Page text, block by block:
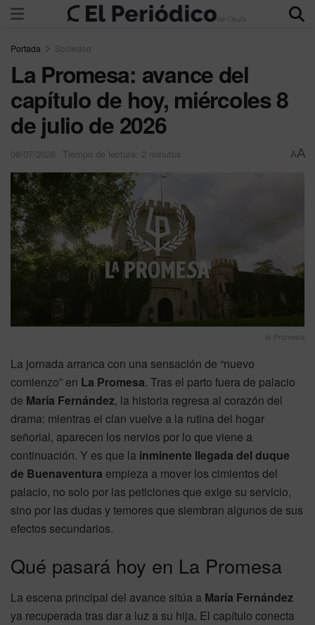
Portada Sociedad
La Promesa: avance del
capítulo de hoy, miércoles 8
de julio de 2026
08/07/2026 Tiempo de lectura: 2 minutos AA
la-Promesa
La jornada arranca con una sensación de “nuevo
comienzo” en La Promesa. Tras el parto fuera de palacio
de María Fernández, la historia regresa al corazón del
drama: mientras el clan vuelve a la rutina del hogar
señorial, aparecen los nervios por lo que viene a
continuación. Y es que la inminente llegada del duque
de Buenaventura empieza a mover los cimientos del
palacio, no solo por las peticiones que exige su servicio,
sino por las dudas y temores que siembran algunos de sus
efectos secundarios.
Qué pasará hoy en La Promesa
La escena principal del avance sitúa a María Fernández
ya recuperada tras dar a luz a su hija. El capítulo conecta